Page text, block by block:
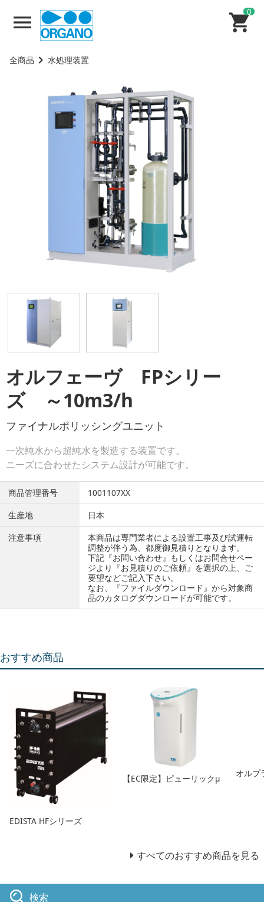
0
全商品 水処理装置
オルフェーヴ FPシリー
ズ ～10m3/h
ファイナルポリッシングユニット
一次純水から超純水を製造する装置です。
ニーズに合わせたシステム設計が可能です。
商品管理番号
1001107XX
生産地
日本
注意事項
本商品は専門業者による設置工事及び試運転
調整が伴う為、都度御見積りとなります。
下記『お問い合わせ』もしくはお問合せペー
ジより『お見積りのご依頼』を選択の上、ご
要望などご記入下さい。
なお、『ファイルダウンロード』から対象商
品のカタログダウンロードが可能です。
おすすめ商品
EDISTA HFシリーズ
【EC限定】ピューリックμ オルプ
すべてのおすすめ商品を見る
検索